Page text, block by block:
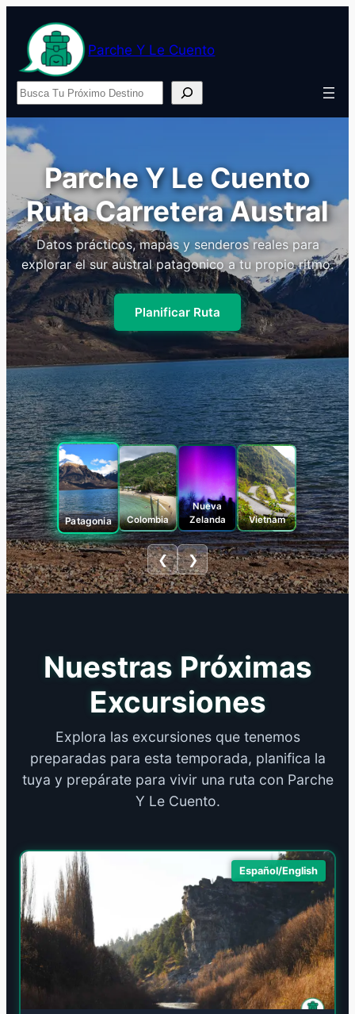
Parche Y Le Cuento
Buscar
Colombia Salsa, Café y
Caribe
Logística, clima y sugerencias para armar un viaje
completo entre cafetales y playa.
Explorar Destino
Patagonia Colombia
Nueva
Zelanda
Vietnam
❮ ❯
Nuestras Próximas
Excursiones
Explora las excursiones que tenemos
preparadas para esta temporada, planifica la
tuya y prepárate para vivir una ruta con Parche
Y Le Cuento.
Español/English